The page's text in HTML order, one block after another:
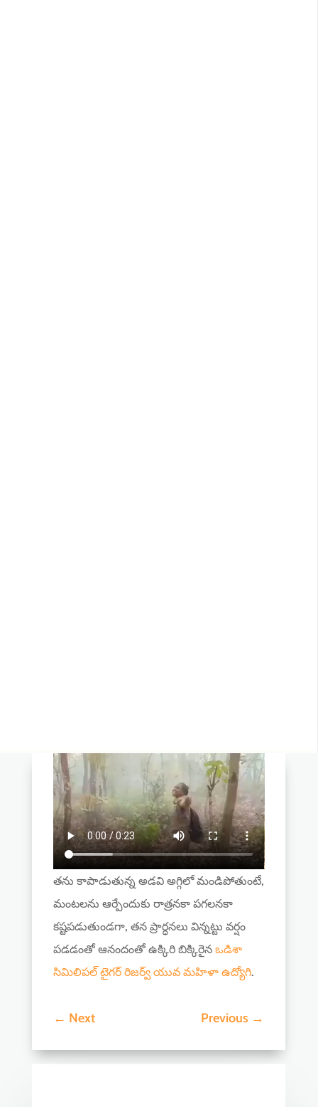
తను కాపాడుతున్న అడవి అగ్గిలో మండిపోతుంటే,
మంటలను ఆర్పేందుకు రాత్రనకా పగలనకా
కష్టపడుతుండగా, తన ప్రార్ధనలు విన్నట్టు వర్షం
పడడంతో ఆనందంతో ఉక్కిరి బిక్కిరైన ఒడిశా
సిమిలిపల్ టైగర్ రిజర్వ్ యువ మహిళా ఉద్యోగి.
← Next Previous →